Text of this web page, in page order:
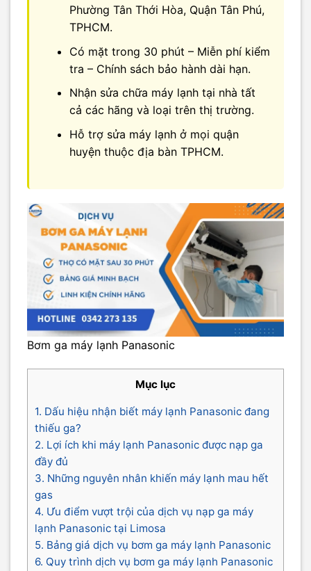
Phường Tân Thới Hòa, Quận Tân Phú,
TPHCM.
Có mặt trong 30 phút – Miễn phí kiểm
tra – Chính sách bảo hành dài hạn.
Nhận sửa chữa máy lạnh tại nhà tất
cả các hãng và loại trên thị trường.
Hỗ trợ sửa máy lạnh ở mọi quận
huyện thuộc địa bàn TPHCM.
Bơm ga máy lạnh Panasonic
Mục lục
1. Dấu hiệu nhận biết máy lạnh Panasonic đang
thiếu ga?
2. Lợi ích khi máy lạnh Panasonic được nạp ga
đầy đủ
3. Những nguyên nhân khiến máy lạnh mau hết
gas
4. Ưu điểm vượt trội của dịch vụ nạp ga máy
lạnh Panasonic tại Limosa
5. Bảng giá dịch vụ bơm ga máy lạnh Panasonic
6. Quy trình dịch vụ bơm ga máy lạnh Panasonic